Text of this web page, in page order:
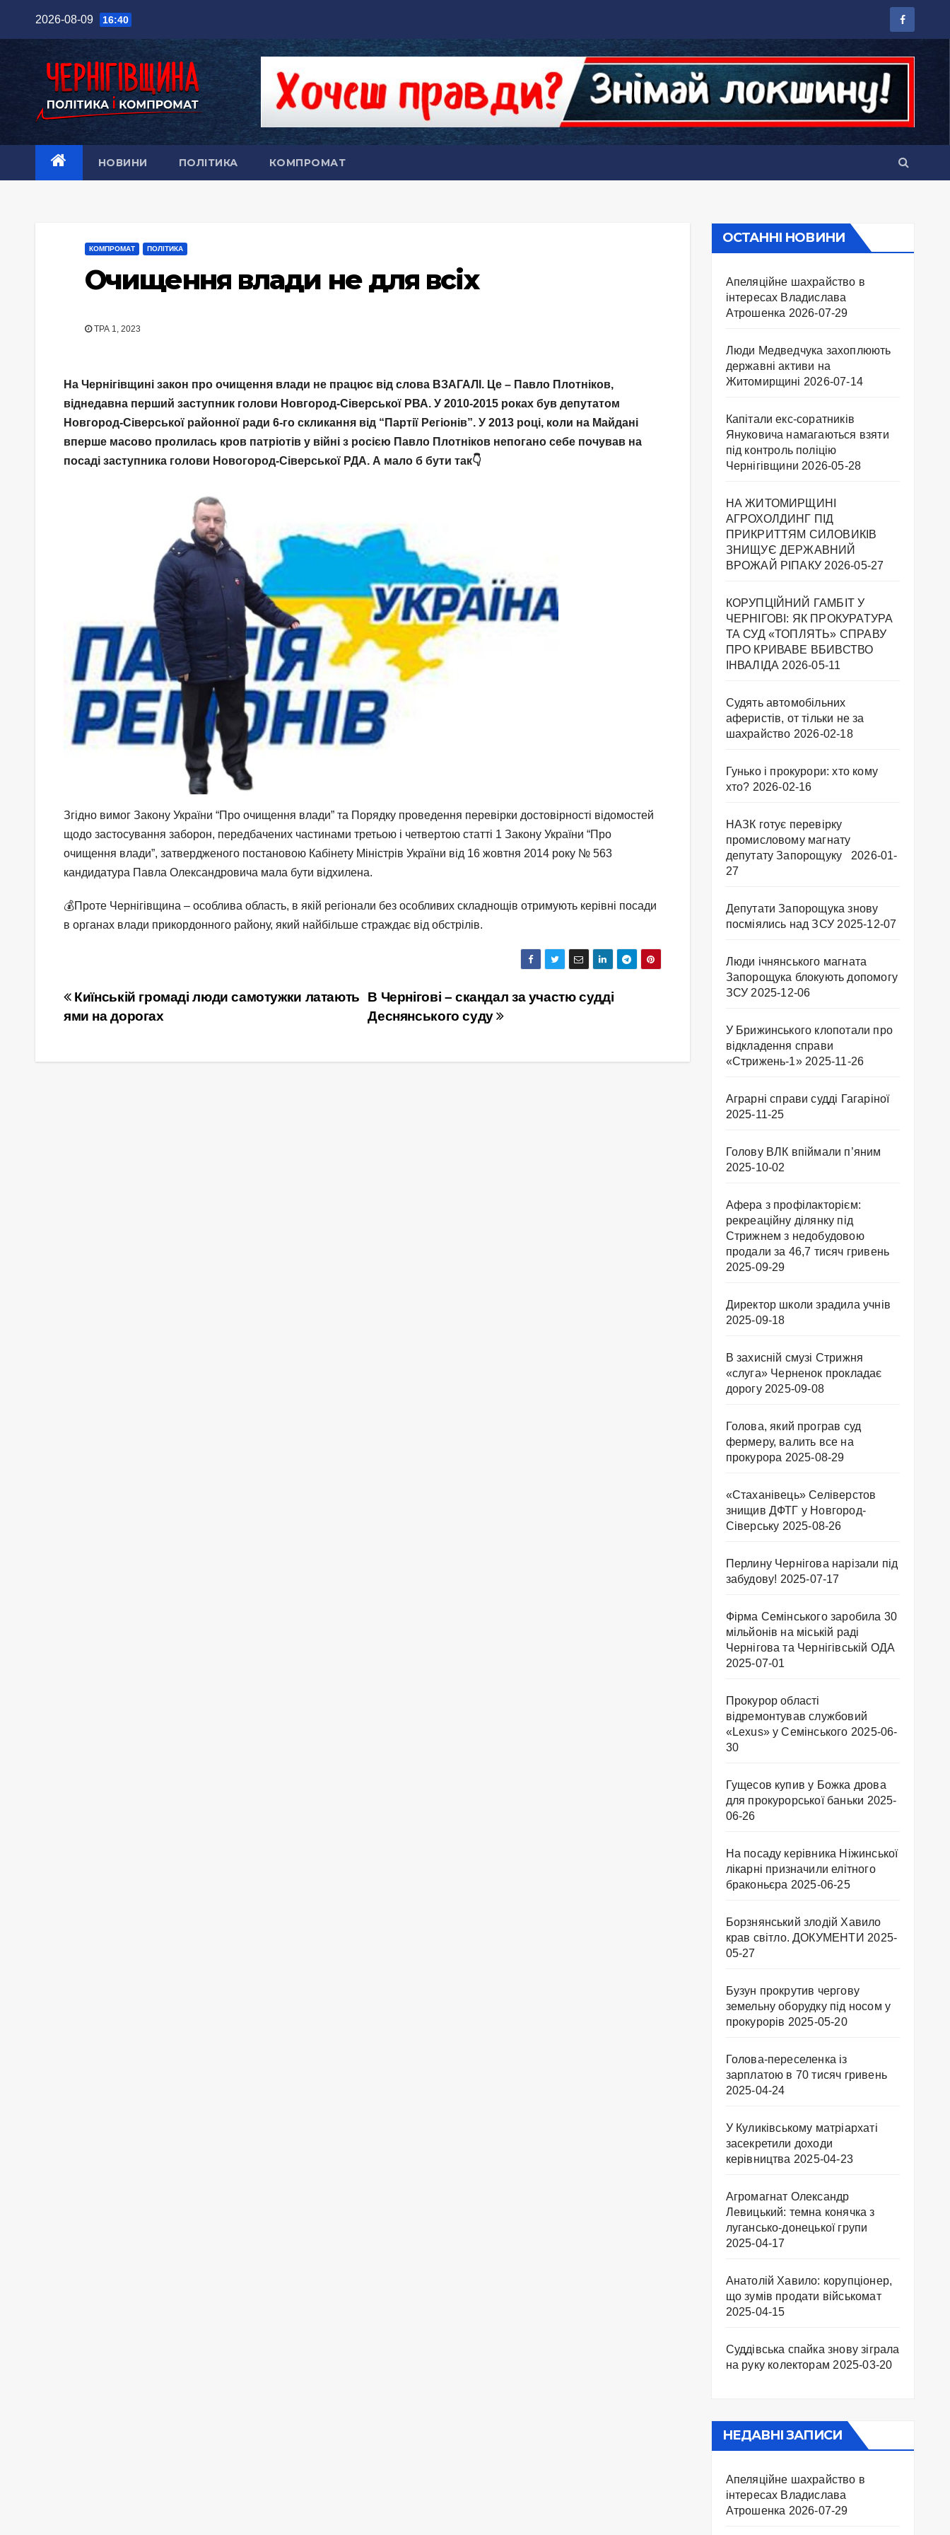
2026-08-09 16:40
НОВИНИ ПОЛІТИКА КОМПРОМАТ
КОМПРОМАТ ПОЛІТИКА
Очищення влади не для всіх
ТРА 1, 2023
На Чернігівщині закон про очищення влади не працює від слова ВЗАГАЛІ. Це – Павло Плотніков,
віднедавна перший заступник голови Новгород-Сіверської РВА. У 2010-2015 роках був депутатом
Новгород-Сіверської районної ради 6-го скликання від “Партії Регіонів”. У 2013 році, коли на Майдані
вперше масово пролилась кров патріотів у війні з росією Павло Плотніков непогано себе почував на
посаді заступника голови Новогород-Сіверської РДА. А мало б бути так👇
Згідно вимог Закону України “Про очищення влади” та Порядку проведення перевірки достовірності відомостей
щодо застосування заборон, передбачених частинами третьою і четвертою статті 1 Закону України “Про
очищення влади”, затвердженого постановою Кабінету Міністрів України від 16 жовтня 2014 року № 563
кандидатура Павла Олександровича мала бути відхилена.
💰Проте Чернігівщина – особлива область, в якій регіонали без особливих складнощів отримують керівні посади
в органах влади прикордонного району, який найбільше страждає від обстрілів.
Навігація
записів
В Чернігові – скандал за участю судді
Деснянського суду
Киїнській громаді люди самотужки латають
ями на дорогах
ОСТАННІ НОВИНИ
Апеляційне шахрайство в
інтересах Владислава
Атрошенка 2026-07-29
Люди Медведчука захоплюють
державні активи на
Житомирщині 2026-07-14
Капітали екс-соратників
Януковича намагаються взяти
під контроль поліцію
Чернігівщини 2026-05-28
НА ЖИТОМИРЩИНІ
АГРОХОЛДИНГ ПІД
ПРИКРИТТЯМ СИЛОВИКІВ
ЗНИЩУЄ ДЕРЖАВНИЙ
ВРОЖАЙ РІПАКУ ​ 2026-05-27
КОРУПЦІЙНИЙ ГАМБІТ У
ЧЕРНІГОВІ: ЯК ПРОКУРАТУРА
ТА СУД «ТОПЛЯТЬ» СПРАВУ
ПРО КРИВАВЕ ВБИВСТВО
ІНВАЛІДА 2026-05-11
Судять автомобільних
аферистів, от тільки не за
шахрайство 2026-02-18
Гунько і прокурори: хто кому
хто? 2026-02-16
НАЗК готує перевірку
промисловому магнату
депутату Запорощуку
2026-01-
27
Депутати Запорощука знову
посміялись над ЗСУ 2025-12-07
Люди ічнянського магната
Запорощука блокують допомогу
ЗСУ 2025-12-06
У Брижинського клопотали про
відкладення справи
«Стрижень-1» 2025-11-26
Аграрні справи судді Гагаріної
2025-11-25
Голову ВЛК впіймали п’яним
2025-10-02
Афера з профілакторієм:
рекреаційну ділянку під
Стрижнем з недобудовою
продали за 46,7 тисяч гривень
2025-09-29
Директор школи зрадила учнів
2025-09-18
В захисній смузі Стрижня
«слуга» Черненок прокладає
дорогу 2025-09-08
Голова, який програв суд
фермеру, валить все на
прокурора 2025-08-29
«Стаханівець» Селіверстов
знищив ДФТГ у Новгород-
Сіверську 2025-08-26
Перлину Чернігова нарізали під
забудову! 2025-07-17
Фірма Семінського заробила 30
мільйонів на міській раді
Чернігова та Чернігівській ОДА
2025-07-01
Прокурор області
відремонтував службовий
«Lexus» у Семінського 2025-06-
30
Гущесов купив у Божка дрова
для прокурорської баньки 2025-
06-26
На посаду керівника Ніжинської
лікарні призначили елітного
браконьєра 2025-06-25
Борзнянський злодій Хавило
крав світло. ДОКУМЕНТИ 2025-
05-27
Бузун прокрутив чергову
земельну оборудку під носом у
прокурорів 2025-05-20
Голова-переселенка із
зарплатою в 70 тисяч гривень
2025-04-24
У Куликівському матріархаті
засекретили доходи
керівництва 2025-04-23
Агромагнат Олександр
Левицький: темна конячка з
лугансько-донецької групи
2025-04-17
Анатолій Хавило: корупціонер,
що зумів продати військомат
2025-04-15
Суддівська спайка знову зіграла
на руку колекторам 2025-03-20
НЕДАВНІ ЗАПИСИ
Апеляційне шахрайство в
інтересах Владислава
Атрошенка 2026-07-29